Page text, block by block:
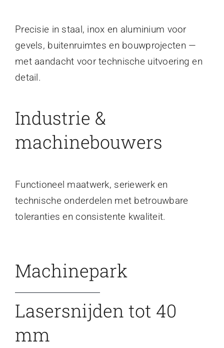
Precisie in staal, inox en aluminium voor
gevels, buitenruimtes en bouwprojecten —
met aandacht voor technische uitvoering en
detail.
Industrie &
machinebouwers
Functioneel maatwerk, seriewerk en
technische onderdelen met betrouwbare
toleranties en consistente kwaliteit.
Machinepark
Lasersnijden tot 40
mm